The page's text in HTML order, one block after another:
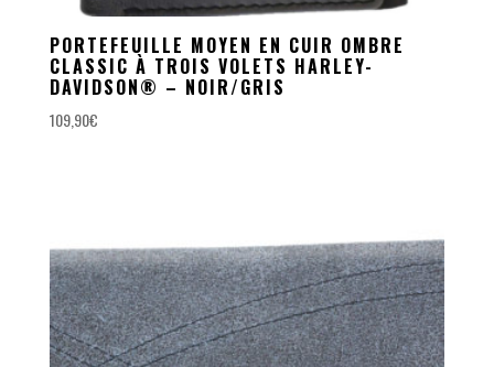
PORTEFEUILLE MOYEN EN CUIR OMBRE
CLASSIC À TROIS VOLETS HARLEY-
DAVIDSON® – NOIR/GRIS
109,90€